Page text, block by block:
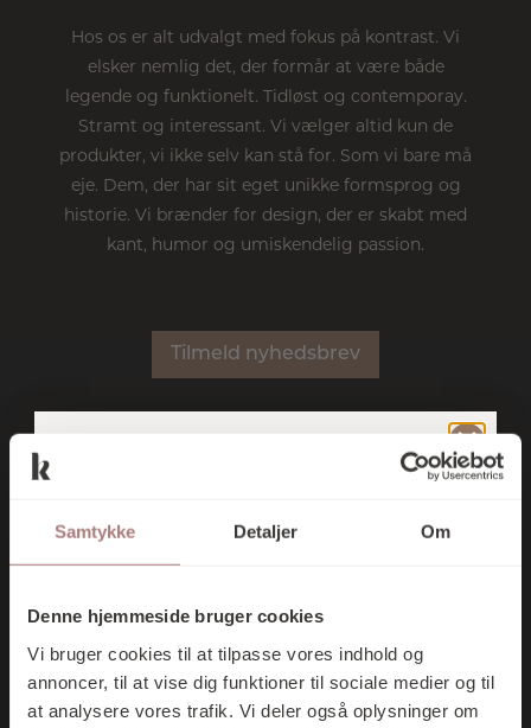
Samtykke Detaljer Om
Denne hjemmeside bruger cookies
Vi bruger cookies til at tilpasse vores indhold og
annoncer, til at vise dig funktioner til sociale medier og til
at analysere vores trafik. Vi deler også oplysninger om
Hos os er alt udvalgt med fokus på kontrast. Vi
elsker nemlig det, der formår at være både
legende og funktionelt. Tidløst og contemporay.
Stramt og interessant. Vi vælger altid kun de
produkter, vi ikke selv kan stå for. Som vi bare må
eje. Dem, der har sit eget unikke formsprog og
historie. Vi brænder for design, der er skabt med
kant, humor og umiskendelig passion.
Tilmeld nyhedsbrev
BRANDS
75 52 24 35
butik@kontrast-interior.dk
TILMELD DIG
VORES
NYHEDSBREV
OG FÅ 10% I
RABAT PÅ DIT
FØRSTE KØB